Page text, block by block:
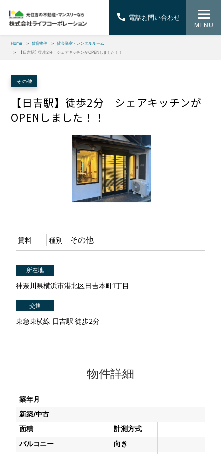
MENU
Home 賃貸物件
貸会議室・レンタルルーム
【日吉駅】徒歩2分 シェアキッチンがOPENしました！！
その他
【日吉駅】徒歩2分 シェアキッチンが
OPENしました！！
1/1
賃料 種別 その他
所在地
神奈川県横浜市港北区日吉本町1丁目
交通
東急東横線 日吉駅 徒歩2分
物件詳細
築年月
新築/中古
面積
計測方式
バルコニー
向き
電話お問い合わせ